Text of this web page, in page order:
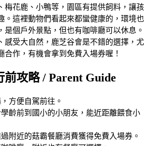
梅花鹿、小鴨等，園區有提供飼料，讓孩
。這裡動物們看起來都蠻健康的，環境也
是個戶外景點，但也有咖啡廳可以休息。
感受大自然，鹿芝谷會是不錯的選擇，尤
合作，有機會拿到免費入場券喔！
前攻略 / Parent Guide
方便自駕前往。
齡前到國小的小朋友，能近距離餵食小
附近的菇霸餐廳消費獲得免費入場券。